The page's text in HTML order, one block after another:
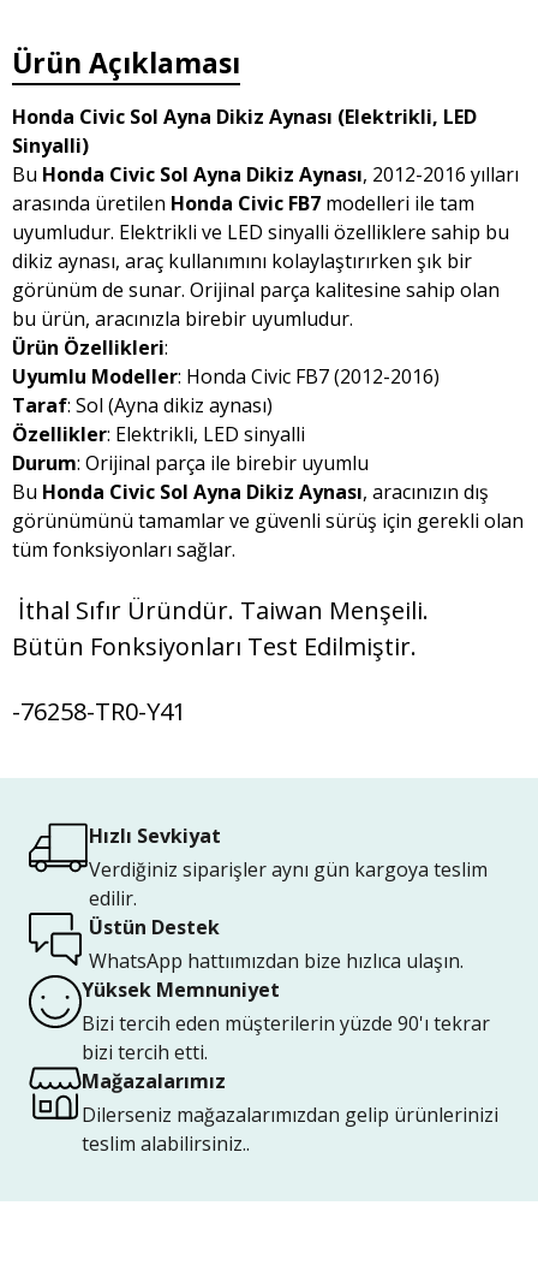
Ürün Açıklaması
Honda Civic Sol Ayna Dikiz Aynası (Elektrikli, LED
Sinyalli)
Bu Honda Civic Sol Ayna Dikiz Aynası, 2012-2016 yılları
arasında üretilen Honda Civic FB7 modelleri ile tam
uyumludur. Elektrikli ve LED sinyalli özelliklere sahip bu
dikiz aynası, araç kullanımını kolaylaştırırken şık bir
görünüm de sunar. Orijinal parça kalitesine sahip olan
bu ürün, aracınızla birebir uyumludur.
Ürün Özellikleri:
Uyumlu Modeller: Honda Civic FB7 (2012-2016)
Taraf: Sol (Ayna dikiz aynası)
Özellikler: Elektrikli, LED sinyalli
Durum: Orijinal parça ile birebir uyumlu
Bu Honda Civic Sol Ayna Dikiz Aynası, aracınızın dış
görünümünü tamamlar ve güvenli sürüş için gerekli olan
tüm fonksiyonları sağlar.
İthal Sıfır Üründür. Taiwan Menşeili.
Bütün Fonksiyonları Test Edilmiştir.
-76258-TR0-Y41
Hızlı Sevkiyat
Verdiğiniz siparişler aynı gün kargoya teslim
edilir.
Üstün Destek
WhatsApp hattıımızdan bize hızlıca ulaşın.
Yüksek Memnuniyet
Bizi tercih eden müşterilerin yüzde 90'ı tekrar
bizi tercih etti.
Mağazalarımız
Dilerseniz mağazalarımızdan gelip ürünlerinizi
teslim alabilirsiniz..